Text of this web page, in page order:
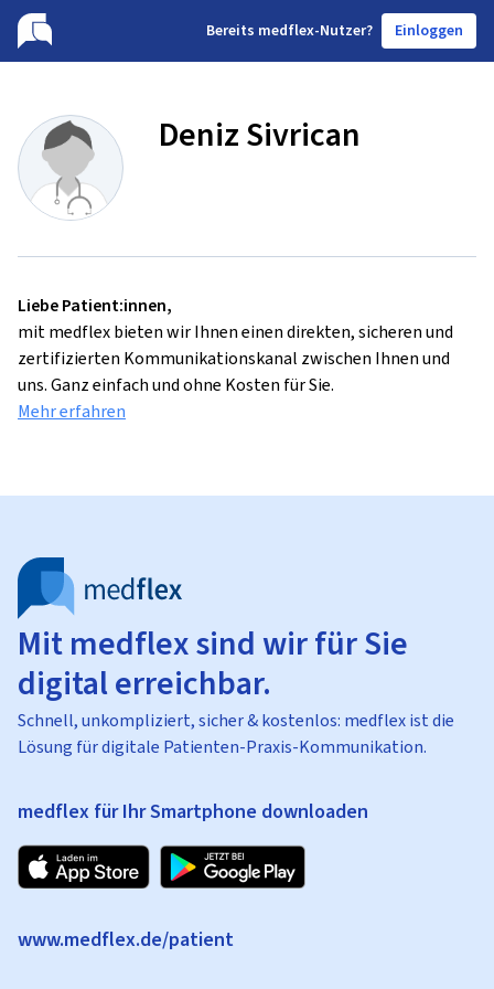
Bereits medflex-Nutzer? Einloggen
Deniz Sivrican
Liebe Patient:innen,
mit medflex bieten wir Ihnen einen direkten, sicheren und
zertifizierten Kommunikationskanal zwischen Ihnen und
uns. Ganz einfach und ohne Kosten für Sie.
Mehr erfahren
Mit medflex sind wir für Sie
digital erreichbar.
Schnell, unkompliziert, sicher & kostenlos: medflex ist die
Lösung für digitale Patienten-Praxis-Kommunikation.
medflex für Ihr Smartphone downloaden
www.medflex.de/patient